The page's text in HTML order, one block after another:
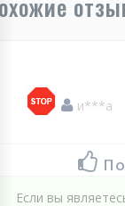
и***а
Если вы